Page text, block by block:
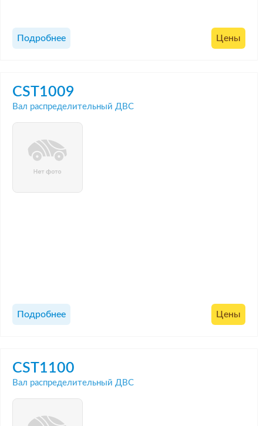
Подробнее Цены
CST1009
Вал распределительный ДВС
Подробнее Цены
CST1100
Вал распределительный ДВС